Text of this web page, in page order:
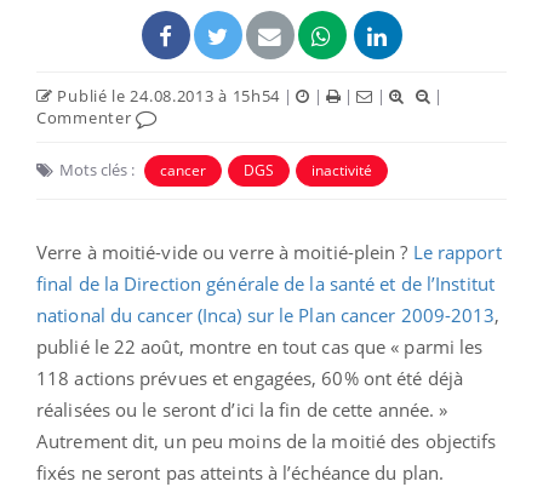
Publié le 24.08.2013 à 15h54 | | | |
|
Commenter
Mots clés : cancer DGS inactivité
Verre à moitié-vide ou verre à moitié-plein ? Le rapport
final de la Direction générale de la santé et de l’Institut
national du cancer (Inca) sur le Plan cancer 2009-2013,
publié le 22 août, montre en tout cas que « parmi les
118 actions prévues et engagées, 60% ont été déjà
réalisées ou le seront d’ici la fin de cette année. »
Autrement dit, un peu moins de la moitié des objectifs
fixés ne seront pas atteints à l’échéance du plan.